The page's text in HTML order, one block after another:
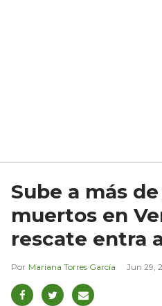
Sube a más
muertos en
rescate entra
Mariana Torres García Jun 29,